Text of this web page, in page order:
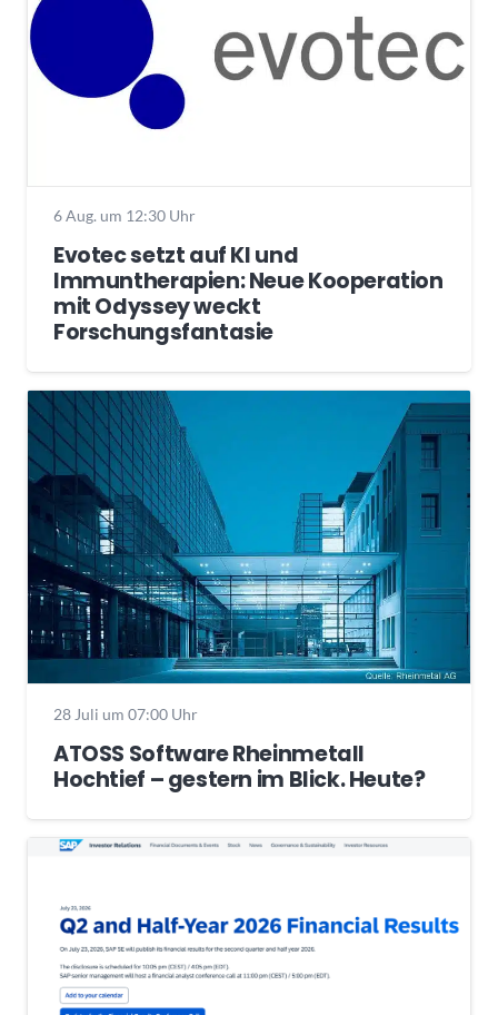
6 Aug. um 12:30 Uhr
Evotec setzt auf KI und
Immuntherapien: Neue Kooperation
mit Odyssey weckt
Forschungsfantasie
28 Juli um 07:00 Uhr
ATOSS Software Rheinmetall
Hochtief – gestern im Blick. Heute?